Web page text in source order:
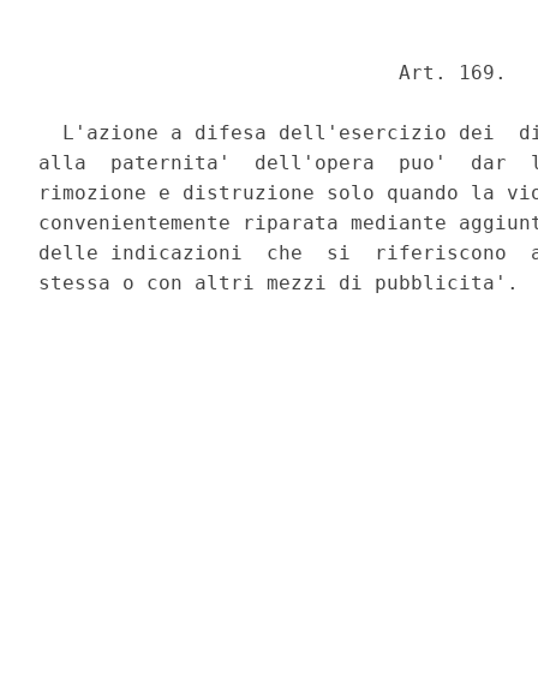
                              Art. 169.
L'azione a difesa dell'esercizio dei
alla  paternita'  dell'opera  puo'  dar
rimozione e distruzione solo quando la
convenientemente riparata mediante
delle indicazioni  che  si  riferiscono